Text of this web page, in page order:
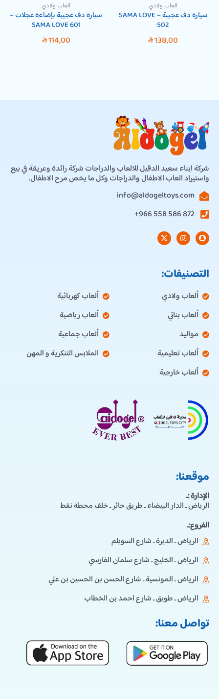
العاب ولادي
سيارة دف عجيبة – SAMA LOVE
502
SAR138,00
العاب ولادي
سيارة دف عجيبة بإضاءة عجلات –
SAMA LOVE 601
SAR114,00
شركة ابناء سعيد الدقيل للالعاب والدراجات شركة رائدة وعريقة في بيع
واستيراد العاب الاطفال والدراجات وكل ما يخص مرح الاطفال.
info@aldogeltoys.com
872 586 558 966+
التصنيفات:
ألعاب ولادي
ألعاب بناتي
مواليد
ألعاب تعليمية
ألعاب خارجية
ألعاب كهربائية
ألعاب رياضية
ألعاب جماعية
الملابس التنكرية و المهن
موقعنا:
الإدارة :ـ
الرياض ـ الدار البيضاء ـ طريق حائر ـ خلف محطة نفط
الفروع:ـ
الرياض ـ الديرة ـ شارع السويلم
الرياض ـ الخليج ـ شارع سلمان الفارسي
الرياض ـ المونسية ـ شارع الحسن بن الحسين بن علي
الرياض ـ طويق ـ شارع احمد بن الخطاب
تواصل معنا: